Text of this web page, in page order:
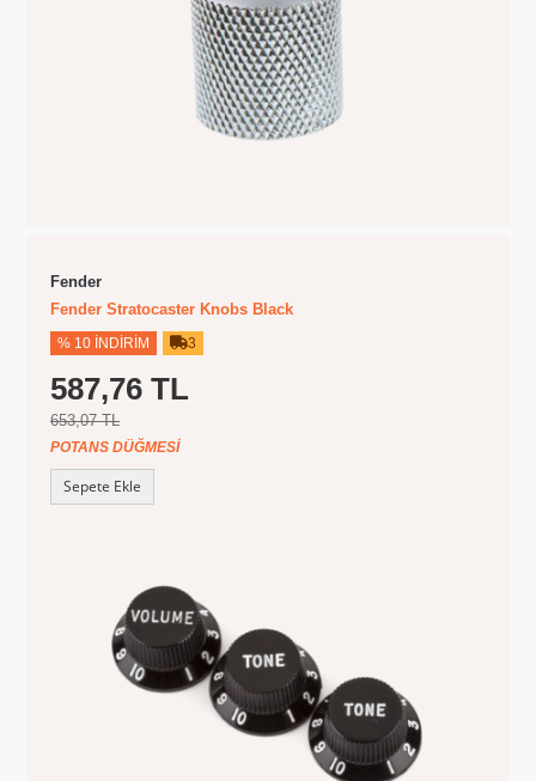
Fender
Fender Stratocaster Knobs Black
% 10 İNDIRIM 3
587,76 TL
653,07 TL
POTANS DÜĞMESI
Sepete Ekle